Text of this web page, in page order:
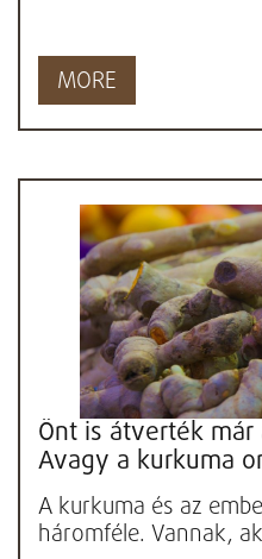
MORE
Önt is átverték
Avagy a kurkuma
A kurkuma és az
háromféle. Vannak,